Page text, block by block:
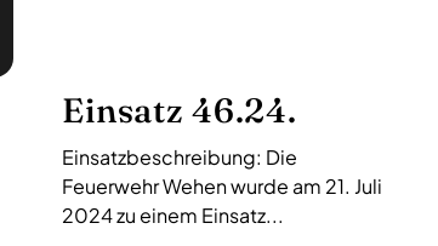
Einsatz 46.24.
Einsatzbeschreibung: Die
Feuerwehr Wehen wurde am 21. Juli
2024 zu einem Einsatz...